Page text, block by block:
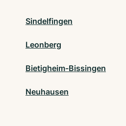
Sindelfingen
Leonberg
Bietigheim-Bissingen
Neuhausen